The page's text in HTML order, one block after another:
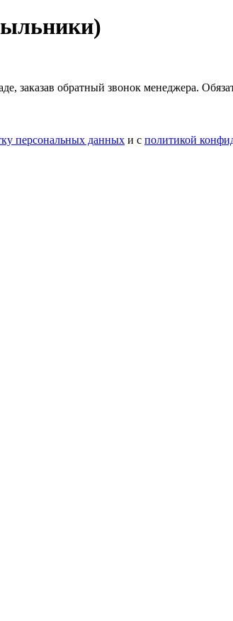
заказав обратный звонок менеджера.
персональных данных и с политикой